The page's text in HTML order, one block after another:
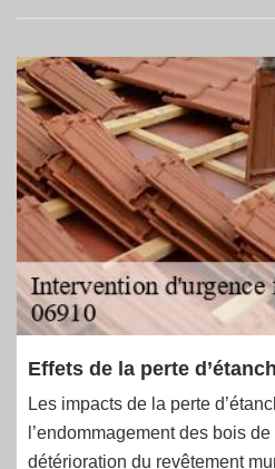
Effets de la perte
Les impacts de la perte
l’endommagement des bois
détérioration du revêtement